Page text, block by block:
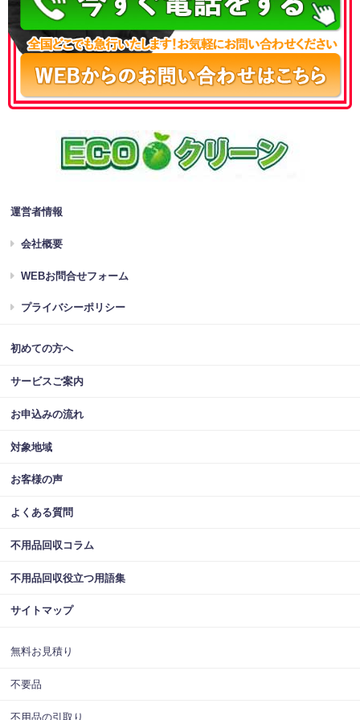
運営者情報
会社概要
WEBお問合せフォーム
プライバシーポリシー
初めての方へ
サービスご案内
お申込みの流れ
対象地域
お客様の声
よくある質問
不用品回収コラム
不用品回収役立つ用語集
サイトマップ
無料お見積り
不要品
不用品の引取り